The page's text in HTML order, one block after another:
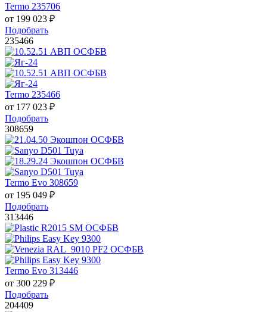
Termo 235706
от 199 023 ₽
Подобрать
235466
Termo 235466
от 177 023 ₽
Подобрать
308659
Termo Evo 308659
от 195 049 ₽
Подобрать
313446
Termo Evo 313446
от 300 229 ₽
Подобрать
204409